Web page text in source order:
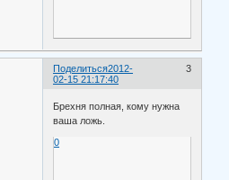
Поделиться 3
2012-
02-15 21:17:40
Брехня полная, кому нужна
ваша ложь.
0